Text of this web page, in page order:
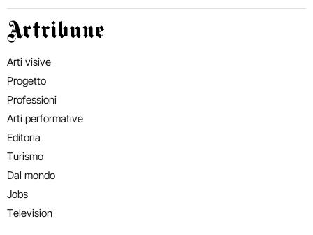
Artribune
Arti visive
Progetto
Professioni
Arti performative
Editoria
Turismo
Dal mondo
Jobs
Television